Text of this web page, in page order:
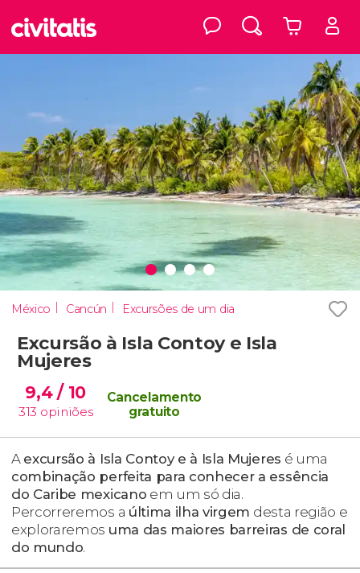
México Cancún Excursões de um dia
Excursão à Isla Contoy e Isla
Mujeres
9,4/ 10
313 opiniões
Cancelamento
gratuito
A excursão à Isla Contoy e à Isla Mujeres é uma
combinação perfeita para conhecer a essência
do Caribe mexicano em um só dia.
Percorreremos a última ilha virgem desta região e
exploraremos uma das maiores barreiras de coral
do mundo.